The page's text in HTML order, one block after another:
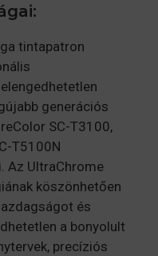
tintapatron
generációs
SC-T3100,
T5100N
Az UltraChrome
köszönhetően
és
a bonyolult
precíziós